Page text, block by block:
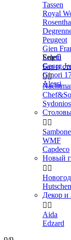
Tassen
Royal
Peugeot
Gien
Seletti
Georg
Ginori
Alessi
Еще
Бар и

Sydonios
 
WMF
Capdeco
Новый
 
Декор и
 
Aida
Edzard